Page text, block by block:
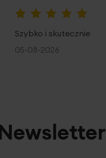
Szybko i skutecznie
05-08-2026